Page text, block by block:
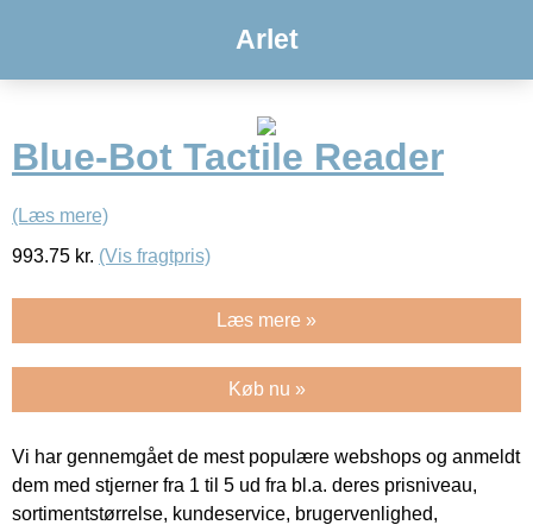
Arlet
Blue-Bot Tactile Reader
(Læs mere)
993.75 kr. (Vis fragtpris)
Læs mere »
Køb nu »
Vi har gennemgået de mest populære webshops og anmeldt
dem med stjerner fra 1 til 5 ud fra bl.a. deres prisniveau,
sortimentstørrelse, kundeservice, brugervenlighed,